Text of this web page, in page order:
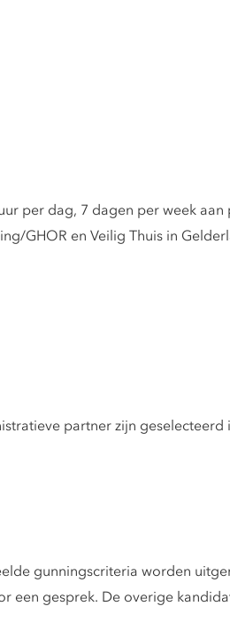
per dag, 7 dagen per week
GHOR en Veilig Thuis in
partner zijn
gunningscriteria worden
een gesprek. De overige